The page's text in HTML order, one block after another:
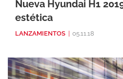
Nueva Hyundai H1
estética
LANZAMIENTOS 05.11.18